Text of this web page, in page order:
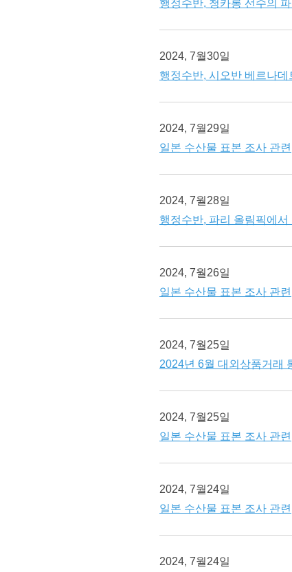
행정수반, 청카롱 선수의
2024, 7월30일
행정수반, 시오반 베르나
2024, 7월29일
일본 수산물 표본 조사 관련
2024, 7월28일
행정수반, 파리 올림픽에
2024, 7월26일
일본 수산물 표본 조사 관련
2024, 7월25일
2024년 6월 대외상품거래
2024, 7월25일
일본 수산물 표본 조사 관련
2024, 7월24일
일본 수산물 표본 조사 관련
2024, 7월24일